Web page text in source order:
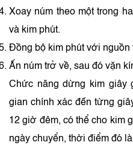
Xoay núm theo một trong
và kim phút.
Đồng bộ kim phút với nguồn
Ấn núm trở về, sau đó vặn
Chức năng dừng kim giây
gian chính xác đến từng
12 giờ đêm, có thể cho kim
ngày chuyển, thời điểm đó